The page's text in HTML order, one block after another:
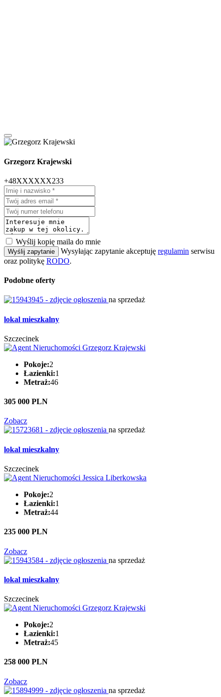
Grzegorz Krajewski
+48XXXXXX233
Wyślij kopię maila do mnie
Wyślij zapytanie Wysyłając zapytanie akceptuję regulamin serwisu
oraz politykę RODO.
Podobne oferty
na sprzedaż
lokal mieszkalny
Szczecinek
Pokoje:2
Łazienki:1
Metraż:46
305 000 PLN
Zobacz
na sprzedaż
lokal mieszkalny
Szczecinek
Pokoje:2
Łazienki:1
Metraż:44
235 000 PLN
Zobacz
na sprzedaż
lokal mieszkalny
Szczecinek
Pokoje:2
Łazienki:1
Metraż:45
258 000 PLN
Zobacz
na sprzedaż